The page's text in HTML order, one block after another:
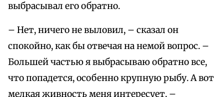
выбрасывал его обратно.
– Нет, ничего не выловил, – сказал он
спокойно, как бы отвечая на немой вопрос. –
Большей частью я выбрасываю обратно все,
что попадется, особенно крупную рыбу. А вот
мелкая живность меня интересует, –